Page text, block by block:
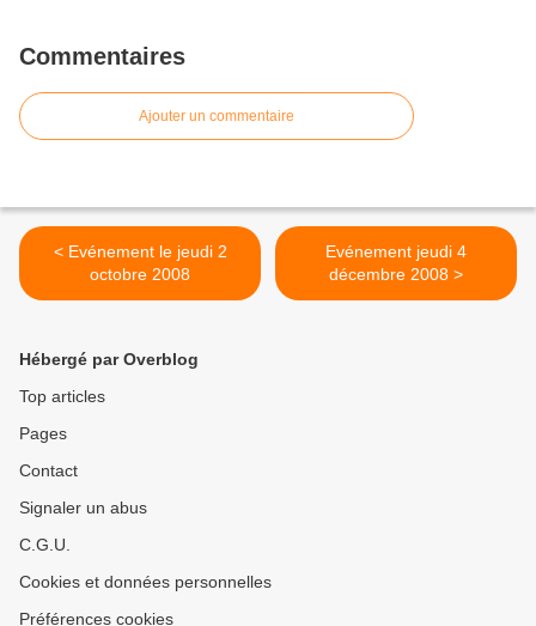
Commentaires
Ajouter un commentaire
< Evénement le jeudi 2
octobre 2008
Evénement jeudi 4
décembre 2008 >
Hébergé par Overblog
Top articles
Pages
Contact
Signaler un abus
C.G.U.
Cookies et données personnelles
Préférences cookies